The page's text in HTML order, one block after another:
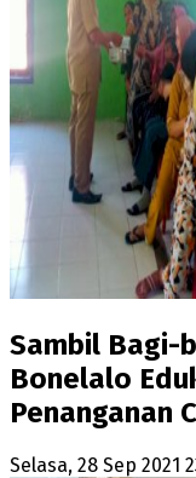
Sambil Bagi-
Bonelalo
Penanganan
Selasa, 28 Sep 2021